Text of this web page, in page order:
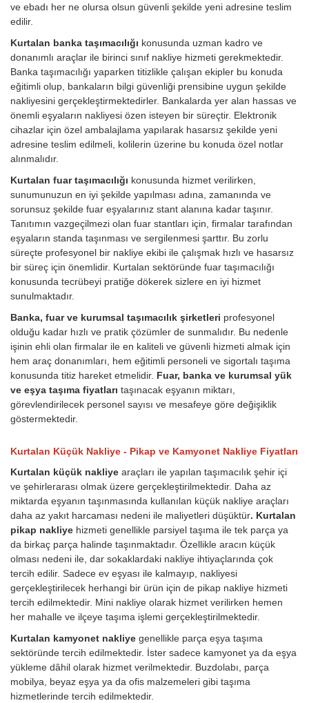
ve ebadı her ne olursa olsun güvenli şekilde yeni adresine teslim
edilir.
Kurtalan banka taşımacılığı konusunda uzman kadro ve
donanımlı araçlar ile birinci sınıf nakliye hizmeti gerekmektedir.
Banka taşımacılığı yaparken titizlikle çalışan ekipler bu konuda
eğitimli olup, bankaların bilgi güvenliği prensibine uygun şekilde
nakliyesini gerçekleştirmektedirler. Bankalarda yer alan hassas ve
önemli eşyaların nakliyesi özen isteyen bir süreçtir. Elektronik
cihazlar için özel ambalajlama yapılarak hasarsız şekilde yeni
adresine teslim edilmeli, kolilerin üzerine bu konuda özel notlar
alınmalıdır.
Kurtalan fuar taşımacılığı konusunda hizmet verilirken,
sunumunuzun en iyi şekilde yapılması adına, zamanında ve
sorunsuz şekilde fuar eşyalarınız stant alanına kadar taşınır.
Tanıtımın vazgeçilmezi olan fuar stantları için, firmalar tarafından
eşyaların standa taşınması ve sergilenmesi şarttır. Bu zorlu
süreçte profesyonel bir nakliye ekibi ile çalışmak hızlı ve hasarsız
bir süreç için önemlidir. Kurtalan sektöründe fuar taşımacılığı
konusunda tecrübeyi pratiğe dökerek sizlere en iyi hizmet
sunulmaktadır.
Banka, fuar ve kurumsal taşımacılık şirketleri profesyonel
olduğu kadar hızlı ve pratik çözümler de sunmalıdır. Bu nedenle
işinin ehli olan firmalar ile en kaliteli ve güvenli hizmeti almak için
hem araç donanımları, hem eğitimli personeli ve sigortalı taşıma
konusunda titiz hareket etmelidir. Fuar, banka ve kurumsal yük
ve eşya taşıma fiyatları taşınacak eşyanın miktarı,
görevlendirilecek personel sayısı ve mesafeye göre değişiklik
göstermektedir.
Kurtalan Küçük Nakliye - Pikap ve Kamyonet Nakliye Fiyatları
Kurtalan küçük nakliye araçları ile yapılan taşımacılık şehir içi
ve şehirlerarası olmak üzere gerçekleştirilmektedir. Daha az
miktarda eşyanın taşınmasında kullanılan küçük nakliye araçları
daha az yakıt harcaması nedeni ile maliyetleri düşüktür. Kurtalan
pikap nakliye hizmeti genellikle parsiyel taşıma ile tek parça ya
da birkaç parça halinde taşınmaktadır. Özellikle aracın küçük
olması nedeni ile, dar sokaklardaki nakliye ihtiyaçlarında çok
tercih edilir. Sadece ev eşyası ile kalmayıp, nakliyesi
gerçekleştirilecek herhangi bir ürün için de pikap nakliye hizmeti
tercih edilmektedir. Mini nakliye olarak hizmet verilirken hemen
her mahalle ve ilçeye taşıma işlemi gerçekleştirilmektedir.
Kurtalan kamyonet nakliye genellikle parça eşya taşıma
sektöründe tercih edilmektedir. İster sadece kamyonet ya da eşya
yükleme dâhil olarak hizmet verilmektedir. Buzdolabı, parça
mobilya, beyaz eşya ya da ofis malzemeleri gibi taşıma
hizmetlerinde tercih edilmektedir.